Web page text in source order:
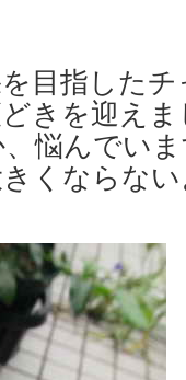
目指した
きを迎え
悩んでい
くならな